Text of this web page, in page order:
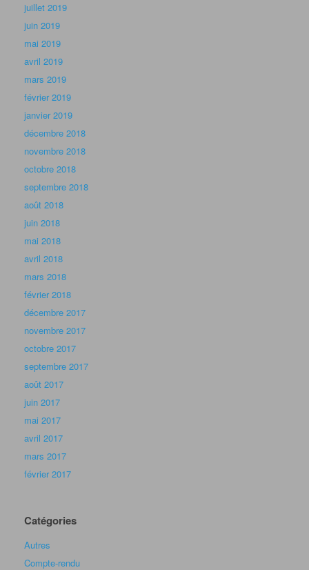
juillet 2019
juin 2019
mai 2019
avril 2019
mars 2019
février 2019
janvier 2019
décembre 2018
novembre 2018
octobre 2018
septembre 2018
août 2018
juin 2018
mai 2018
avril 2018
mars 2018
février 2018
décembre 2017
novembre 2017
octobre 2017
septembre 2017
août 2017
juin 2017
mai 2017
avril 2017
mars 2017
février 2017
Catégories
Autres
Compte-rendu